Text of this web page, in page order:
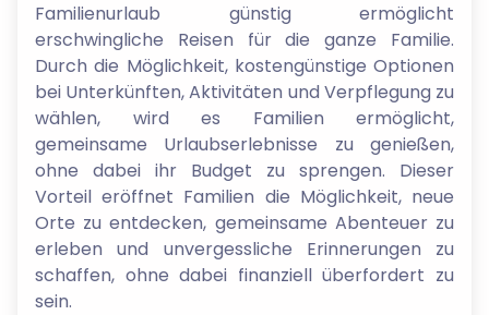
Familienurlaub günstig ermöglicht
erschwingliche Reisen für die ganze Familie.
Durch die Möglichkeit, kostengünstige Optionen
bei Unterkünften, Aktivitäten und Verpflegung zu
wählen, wird es Familien ermöglicht,
gemeinsame Urlaubserlebnisse zu genießen,
ohne dabei ihr Budget zu sprengen. Dieser
Vorteil eröffnet Familien die Möglichkeit, neue
Orte zu entdecken, gemeinsame Abenteuer zu
erleben und unvergessliche Erinnerungen zu
schaffen, ohne dabei finanziell überfordert zu
sein.